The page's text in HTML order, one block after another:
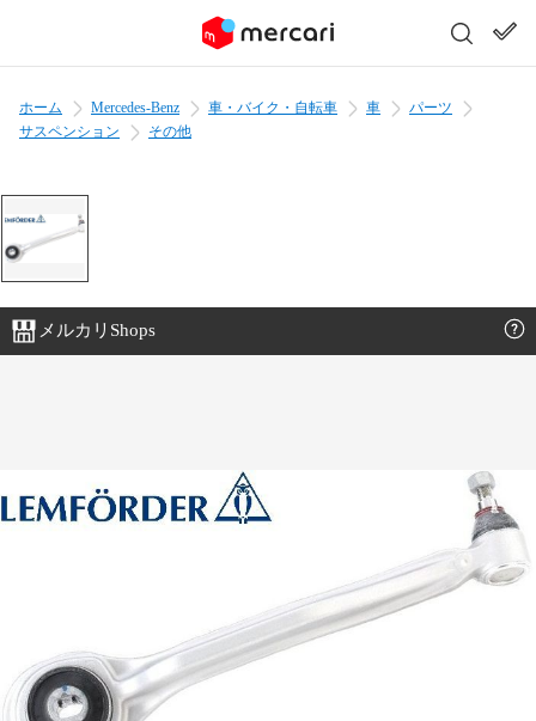
ホーム Mercedes-Benz 車・バイク・自転車 車
パーツ
サスペンション
その他
メルカリShops